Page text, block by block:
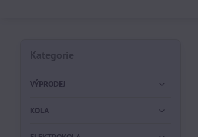
Kategorie
VÝPRODEJ
KOLA